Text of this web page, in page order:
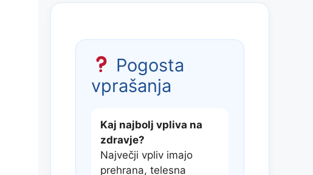
Pogosta
vprašanja
Kaj najbolj vpliva na
zdravje?
Največji vpliv imajo
prehrana, telesna